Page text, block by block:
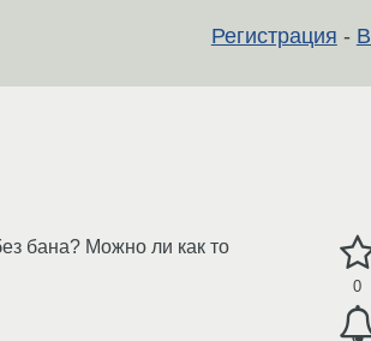
Регистрация -
0
бана? Можно ли как то